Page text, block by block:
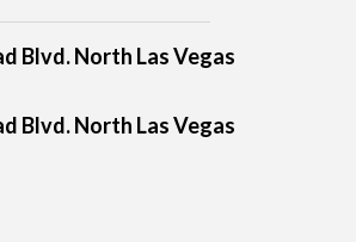
Blvd. North Las Vegas
Blvd. North Las Vegas